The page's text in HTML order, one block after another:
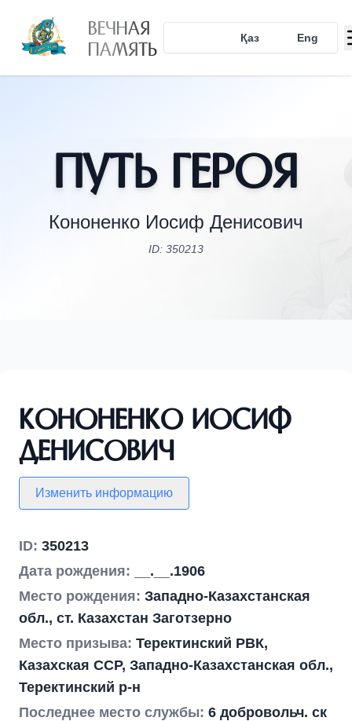
ВЕЧНАЯ
ПАМЯТЬ Қаз Eng
Путь Героя
Кононенко Иосиф Денисович
ID: 350213
Кононенко Иосиф
Денисович
Изменить информацию
ID: 350213
Дата рождения:
__.__.1906
Место рождения: Западно-Казахстанская
обл., ст. Казахстан Заготзерно
Место призыва: Теректинский РВК,
Казахская ССР, Западно-Казахстанская обл.,
Теректинский р-н
Последнее место службы: 6 добровольч. ск